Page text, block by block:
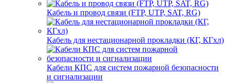
Кабель и провод связи (FTP, UTP, SAT, RG)
Кабель для нестационарной прокладки (КГ, КГхл)
Кабели КПС для систем пожарной безопасности
и сигнализации